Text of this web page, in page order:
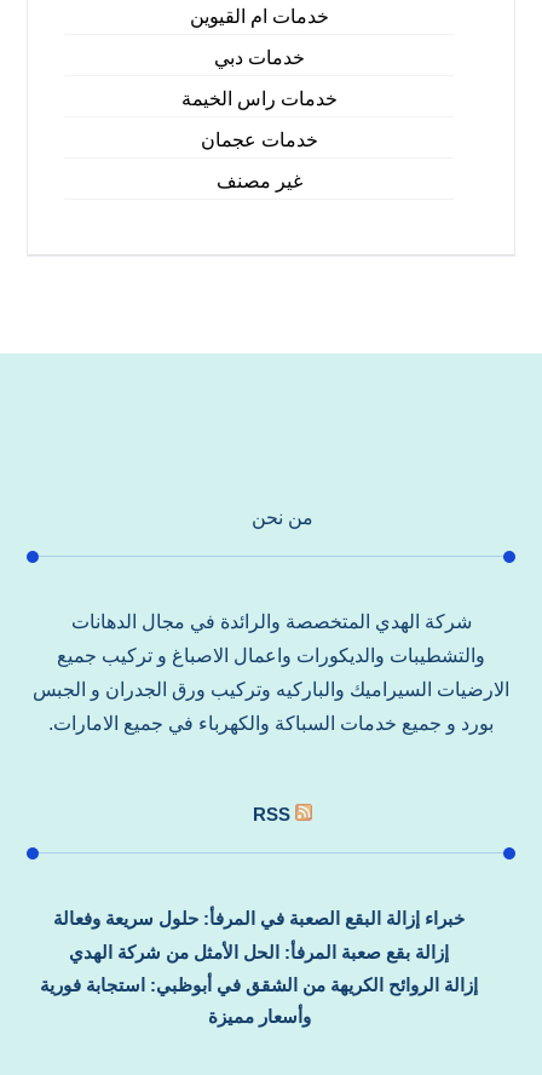
خدمات ام القيوين
خدمات دبي
خدمات راس الخيمة
خدمات عجمان
غير مصنف
من نحن
شركة الهدي المتخصصة والرائدة في مجال الدهانات
والتشطيبات والديكورات واعمال الاصباغ و تركيب جميع
الارضيات السيراميك والباركيه وتركيب ورق الجدران و الجبس
بورد و جميع خدمات السباكة والكهرباء في جميع الامارات.
RSS
خبراء إزالة البقع الصعبة في المرفأ: حلول سريعة وفعالة
إزالة بقع صعبة المرفأ: الحل الأمثل من شركة الهدي
إزالة الروائح الكريهة من الشقق في أبوظبي: استجابة فورية
وأسعار مميزة